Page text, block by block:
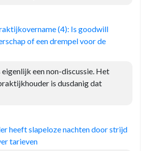
(4): Is goodwill
of een drempel voor de
eigenlijk een non-discussie. Het
is dusdanig dat
heeft slapeloze nachten door strijd
tarieven